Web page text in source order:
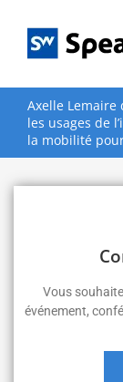
contenu
Axelle
les usages de
la mobilité
Vous
événement,